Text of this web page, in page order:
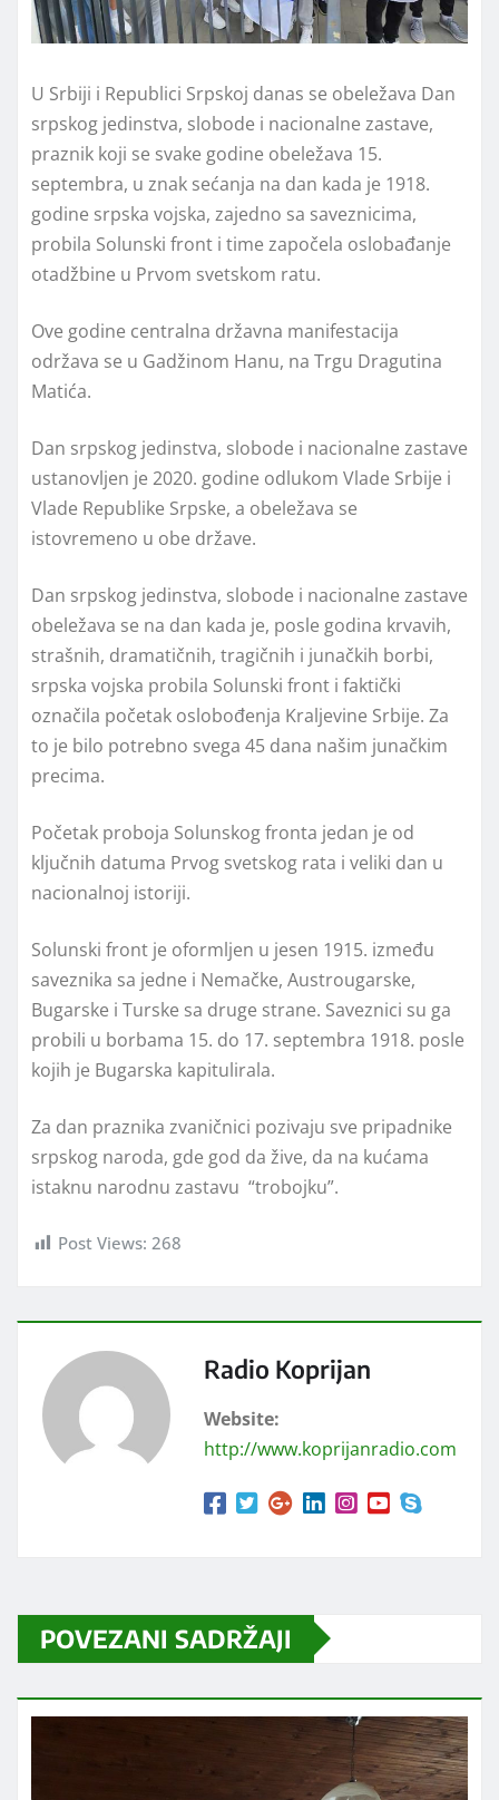
U Srbiji i Republici Srpskoj danas se obeležava Dan
srpskog jedinstva, slobode i nacionalne zastave,
praznik koji se svake godine obeležava 15.
septembra, u znak sećanja na dan kada je 1918.
godine srpska vojska, zajedno sa saveznicima,
probila Solunski front i time započela oslobađanje
otadžbine u Prvom svetskom ratu.
Ove godine centralna državna manifestacija
održava se u Gadžinom Hanu, na Trgu Dragutina
Matića.
Dan srpskog jedinstva, slobode i nacionalne zastave
ustanovljen je 2020. godine odlukom Vlade Srbije i
Vlade Republike Srpske, a obeležava se
istovremeno u obe države.
Dan srpskog jedinstva, slobode i nacionalne zastave
obeležava se na dan kada je, posle godina krvavih,
strašnih, dramatičnih, tragičnih i junačkih borbi,
srpska vojska probila Solunski front i faktički
označila početak oslobođenja Kraljevine Srbije. Za
to je bilo potrebno svega 45 dana našim junačkim
precima.
Početak proboja Solunskog fronta jedan je od
ključnih datuma Prvog svetskog rata i veliki dan u
nacionalnoj istoriji.
Solunski front je oformljen u jesen 1915. između
saveznika sa jedne i Nemačke, Austrougarske,
Bugarske i Turske sa druge strane. Saveznici su ga
probili u borbama 15. do 17. septembra 1918. posle
kojih je Bugarska kapitulirala.
Za dan praznika zvaničnici pozivaju sve pripadnike
srpskog naroda, gde god da žive, da na kućama
istaknu narodnu zastavu “trobojku”.
Post Views: 268
Radio Koprijan
Website:
http://www.koprijanradio.com
POVEZANI SADRŽAJI